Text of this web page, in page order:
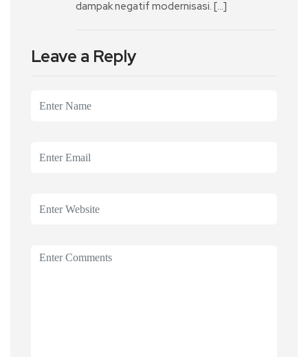
dampak negatif modernisasi. […]
Leave a Reply